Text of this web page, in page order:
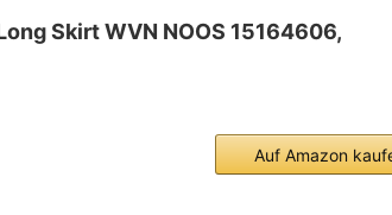
Skirt WVN NOOS 15164606,
Auf Amazon